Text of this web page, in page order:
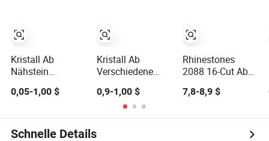
Kristall Ab
Nähstein
Nähsteine mit
Glasrhinestones
Kristallsteine für
0,05-1,00 $
Hochzeitskleid
Kristall Ab
Verschiedene
Flachrücken
Kristalle Strass
Glas Strass Nicht
0,9-1,00 $
Rhinestones
2088 16-Cut Ab
Flachrücken
Goldboden Non-
Hot Fix 1 Tasche
7,8-8,9 $
Schnelle Details